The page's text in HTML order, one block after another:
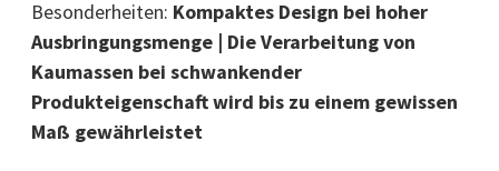
Besonderheiten: Kompaktes Design bei hoher
Ausbringungsmenge | Die Verarbeitung von
Kaumassen bei schwankender
Produkteigenschaft wird bis zu einem gewissen
Maß gewährleistet